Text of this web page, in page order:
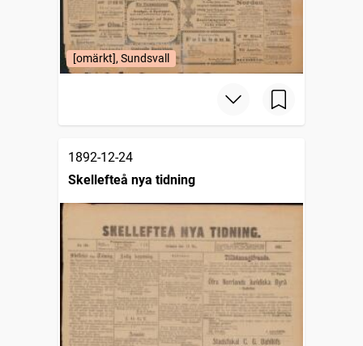
[omärkt], Sundsvall
1892-12-24
Skellefteå nya tidning